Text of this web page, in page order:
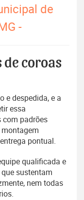
de
-
de coroas
e despedida, e a
essa
com padrões
pontual.
qualificada e
sustentam
nem todas